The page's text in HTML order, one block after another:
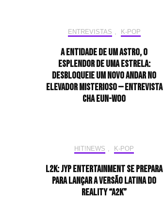
ENTREVISTAS , K-POP
A entidade de um astro, o
esplendor de uma estrela:
desbloqueie um novo andar no
elevador misterioso — Entrevista
CHA EUN-WOO
HIT!NEWS , K-POP
L2K: JYP Entertainment se prepara
para lançar a versão latina do
reality “A2K”